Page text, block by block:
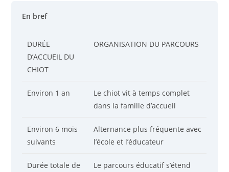
En bref
DURÉE
D’ACCUEIL DU
CHIOT
ORGANISATION DU PARCOURS
Environ 1 an
Le chiot vit à temps complet
dans la famille d’accueil
Environ 6 mois
suivants
Alternance plus fréquente avec
l’école et l’éducateur
Durée totale de
Le parcours éducatif s’étend